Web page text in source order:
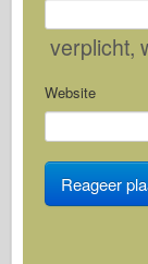
verplicht,
Website